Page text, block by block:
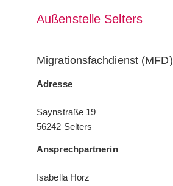
Außenstelle Selters
Migrationsfachdienst (MFD)
Adresse
Saynstraße 19
56242 Selters
Ansprechpartnerin
Isabella Horz